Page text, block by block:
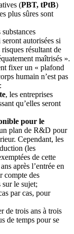
(PBT, tPtB)
plus sûres sont
autorisées si
résultant de
maîtrisés ».
fixer un « plafond
humain n’est pas
, les entreprises
qu’elles seront
pour le
plan de R&D pour
Cependant, les
(les
de cette
après l’entrée en
compte des
le sujet;
par cas, pour
de trois ans à trois
de temps pour se